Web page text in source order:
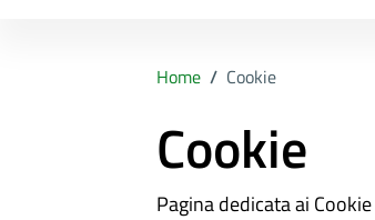
Home / Cookie
Cookie
Pagina dedicata ai Cookie